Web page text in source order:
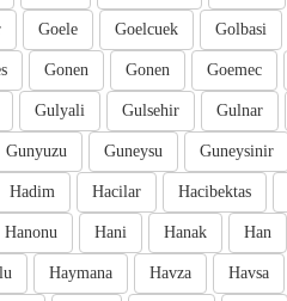
Golbasi
Goelcuek
Goele
Goemec
Gonen
Gonen
Gulnar
Gulsehir
Gulyali
Guneysinir
Guneysu
Gunyuzu
Hacibektas
Hacilar
Hadim
Han
Hanak
Hani
Hanonu
Havsa
Havza
Haymana